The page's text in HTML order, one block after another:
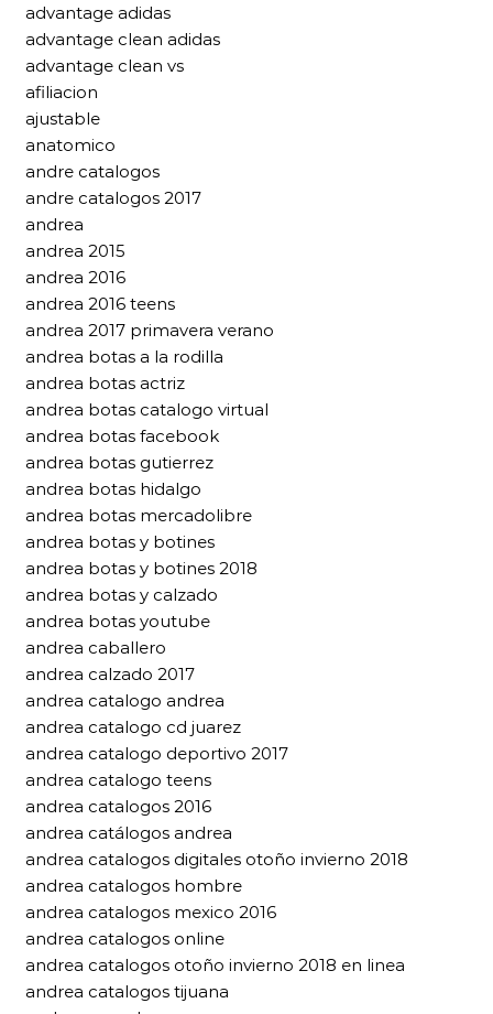
advantage adidas
advantage clean adidas
advantage clean vs
afiliacion
ajustable
anatomico
andre catalogos
andre catalogos 2017
andrea
andrea 2015
andrea 2016
andrea 2016 teens
andrea 2017 primavera verano
andrea botas a la rodilla
andrea botas actriz
andrea botas catalogo virtual
andrea botas facebook
andrea botas gutierrez
andrea botas hidalgo
andrea botas mercadolibre
andrea botas y botines
andrea botas y botines 2018
andrea botas y calzado
andrea botas youtube
andrea caballero
andrea calzado 2017
andrea catalogo andrea
andrea catalogo cd juarez
andrea catalogo deportivo 2017
andrea catalogo teens
andrea catalogos 2016
andrea catálogos andrea
andrea catalogos digitales otoño invierno 2018
andrea catalogos hombre
andrea catalogos mexico 2016
andrea catalogos online
andrea catalogos otoño invierno 2018 en linea
andrea catalogos tijuana